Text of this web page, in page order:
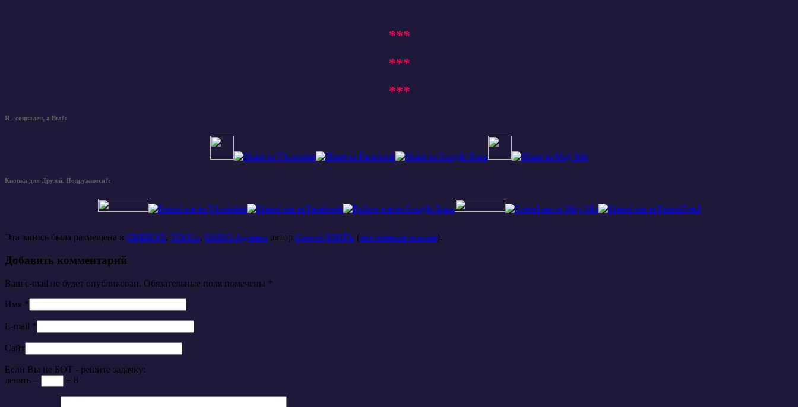
***
***
***
Я - социален, а Вы?:
Кнопка для Друзей. Подружимся?:
Эта запись была размещена в CHERNY, TOOLs, ОКНО Админа автор Сергей ЮНГА (постоянная ссылка).
Добавить комментарий
Ваш e-mail не будет опубликован. Обязательные поля помечены *
Имя *
E-mail *
Сайт
Если Вы не БОТ - решите задачку:
девять −
= 8